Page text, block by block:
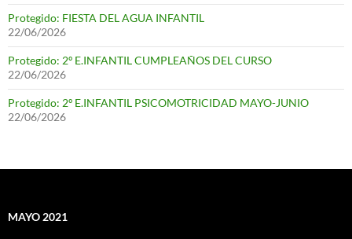
Protegido: FIESTA DEL AGUA INFANTIL
22/06/2026
Protegido: 2º E.INFANTIL CUMPLEAÑOS DEL CURSO
22/06/2026
Protegido: 2º E.INFANTIL PSICOMOTRICIDAD MAYO-JUNIO
22/06/2026
MAYO 2021